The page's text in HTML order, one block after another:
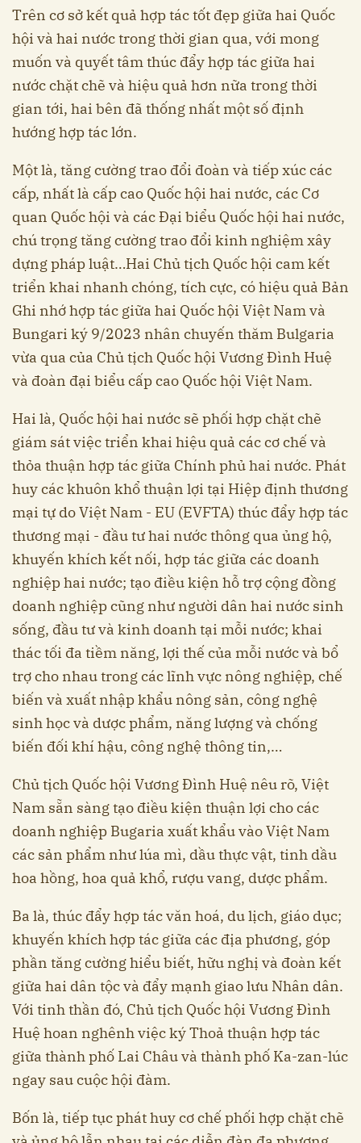
Trên cơ sở kết quả hợp tác tốt đẹp giữa hai Quốc
hội và hai nước trong thời gian qua, với mong
muốn và quyết tâm thúc đẩy hợp tác giữa hai
nước chặt chẽ và hiệu quả hơn nữa trong thời
gian tới, hai bên đã thống nhất một số định
hướng hợp tác lớn.
Một là, tăng cường trao đổi đoàn và tiếp xúc các
cấp, nhất là cấp cao Quốc hội hai nước, các Cơ
quan Quốc hội và các Đại biểu Quốc hội hai nước,
chú trọng tăng cường trao đổi kinh nghiệm xây
dựng pháp luật…Hai Chủ tịch Quốc hội cam kết
triển khai nhanh chóng, tích cực, có hiệu quả Bản
Ghi nhớ hợp tác giữa hai Quốc hội Việt Nam và
Bungari ký 9/2023 nhân chuyến thăm Bulgaria
vừa qua của Chủ tịch Quốc hội Vương Đình Huệ
và đoàn đại biểu cấp cao Quốc hội Việt Nam.
Hai là, Quốc hội hai nước sẽ phối hợp chặt chẽ
giám sát việc triển khai hiệu quả các cơ chế và
thỏa thuận hợp tác giữa Chính phủ hai nước. Phát
huy các khuôn khổ thuận lợi tại Hiệp định thương
mại tự do Việt Nam - EU (EVFTA) thúc đẩy hợp tác
thương mại - đầu tư hai nước thông qua ủng hộ,
khuyến khích kết nối, hợp tác giữa các doanh
nghiệp hai nước; tạo điều kiện hỗ trợ cộng đồng
doanh nghiệp cũng như người dân hai nước sinh
sống, đầu tư và kinh doanh tại mỗi nước; khai
thác tối đa tiềm năng, lợi thế của mỗi nước và bổ
trợ cho nhau trong các lĩnh vực nông nghiệp, chế
biến và xuất nhập khẩu nông sản, công nghệ
sinh học và dược phẩm, năng lượng và chống
biến đối khí hậu, công nghệ thông tin,…
Chủ tịch Quốc hội Vương Đình Huệ nêu rõ, Việt
Nam sẵn sàng tạo điều kiện thuận lợi cho các
doanh nghiệp Bugaria xuất khẩu vào Việt Nam
các sản phẩm như lúa mì, dầu thực vật, tinh dầu
hoa hồng, hoa quả khổ, rượu vang, dược phẩm.
Ba là, thúc đẩy hợp tác văn hoá, du lịch, giáo dục;
khuyến khích hợp tác giữa các địa phương, góp
phần tăng cường hiểu biết, hữu nghị và đoàn kết
giữa hai dân tộc và đẩy mạnh giao lưu Nhân dân.
Với tinh thần đó, Chủ tịch Quốc hội Vương Đình
Huệ hoan nghênh việc ký Thoả thuận hợp tác
giữa thành phố Lai Châu và thành phố Ka-zan-lúc
ngay sau cuộc hội đàm.
Bốn là, tiếp tục phát huy cơ chế phối hợp chặt chẽ